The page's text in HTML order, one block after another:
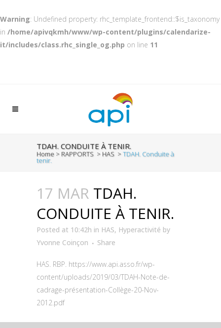
Warning: Undefined property: rhc_template_frontend::$is_taxonomy
in /home/apivqkmh/www/wp-content/plugins/calendarize-
it/includes/class.rhc_single_og.php on line 11
TDAH. CONDUITE À TENIR.
Home > RAPPORTS > HAS >TDAH. Conduite à
tenir.
17 MAR TDAH.
CONDUITE À TENIR.
Posted at 10:42h in HAS, Hyperactivité by
Yvonne Coinçon
Share
HAS. RBP. https://www.api.asso.fr/wp-
content/uploads/2019/03/TDAH-Note-de-
cadrage-présentation-Collège-20-Nov-
2012.pdf